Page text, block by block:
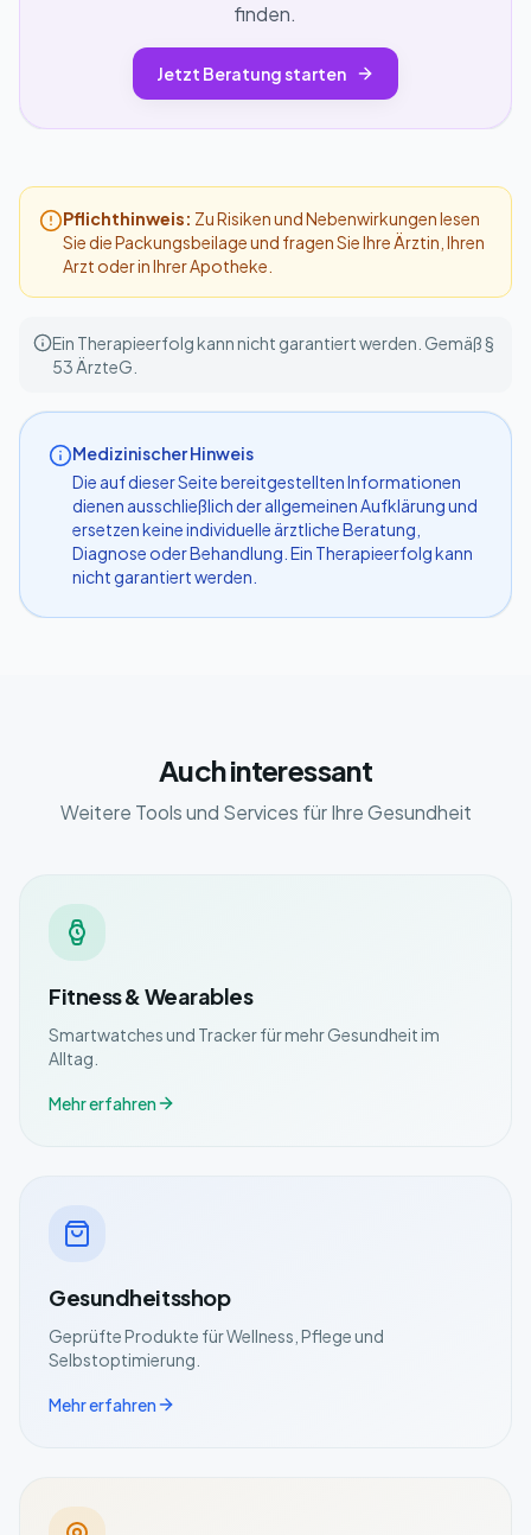
finden.
Jetzt Beratung starten
Pflichthinweis: Zu Risiken und Nebenwirkungen lesen
Sie die Packungsbeilage und fragen Sie Ihre Ärztin, Ihren
Arzt oder in Ihrer Apotheke.
Ein Therapieerfolg kann nicht garantiert werden. Gemäß §
53 ÄrzteG.
Medizinischer Hinweis
Die auf dieser Seite bereitgestellten Informationen
dienen ausschließlich der allgemeinen Aufklärung und
ersetzen keine individuelle ärztliche Beratung,
Diagnose oder Behandlung. Ein Therapieerfolg kann
nicht garantiert werden.
Auch interessant
Weitere Tools und Services für Ihre Gesundheit
Fitness & Wearables
Smartwatches und Tracker für mehr Gesundheit im
Alltag.
Mehr erfahren
Gesundheitsshop
Geprüfte Produkte für Wellness, Pflege und
Selbstoptimierung.
Mehr erfahren